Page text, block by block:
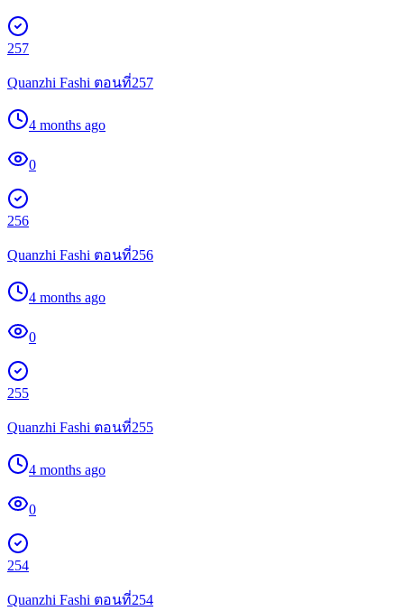
257
Quanzhi Fashi ตอนที่257
4 months ago
0
256
Quanzhi Fashi ตอนที่256
4 months ago
0
255
Quanzhi Fashi ตอนที่255
4 months ago
0
254
Quanzhi Fashi ตอนที่254